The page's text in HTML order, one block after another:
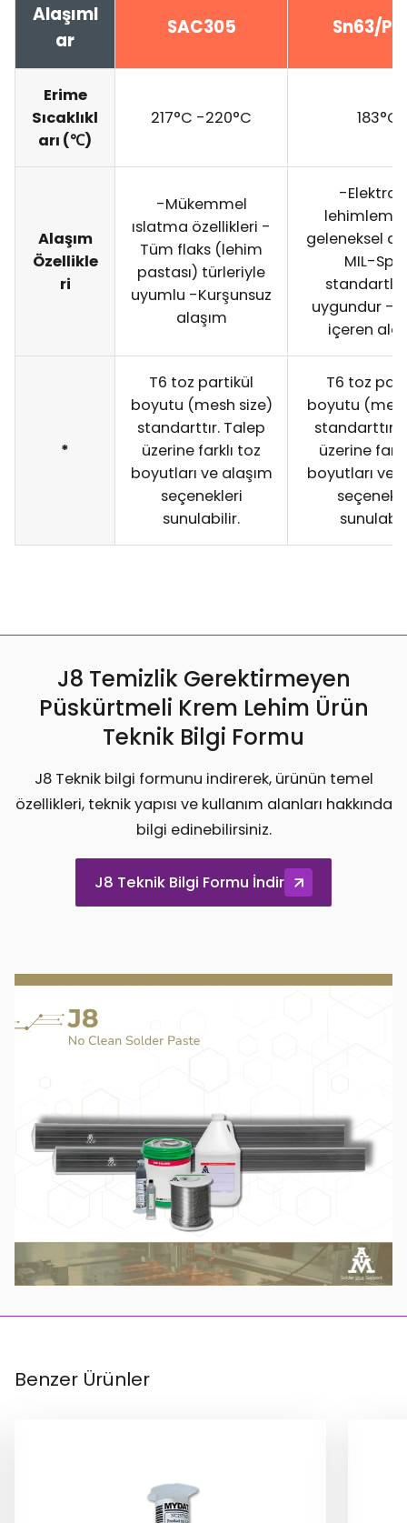
Alaşıml
ar
SAC305 Sn63/
Erime
Sıcaklıkl
arı (℃)
217°C -220°C 183°C
Alaşım
Özellikle
ri
-Mükemmel
ıslatma özellikleri -
Tüm flaks (lehim
pastası) türleriyle
uyumlu -Kurşunsuz
alaşım
-
lehimleme
geleneksel
MIL-
uygundur -
içeren
*
T6 toz partikül
boyutu (mesh size)
standarttır. Talep
üzerine farklı toz
boyutları ve alaşım
seçenekleri
sunulabilir.
T6 toz
boyutu
standarttır.
üzerine
boyutları ve
J8 Temizlik Gerektirmeyen
Püskürtmeli Krem Lehim Ürün
Teknik Bilgi Formu
J8 Teknik bilgi formunu indirerek, ürünün temel
özellikleri, teknik yapısı ve kullanım alanları hakkında
bilgi edinebilirsiniz.
J8 Teknik Bilgi Formu İndir
Benzer Ürünler